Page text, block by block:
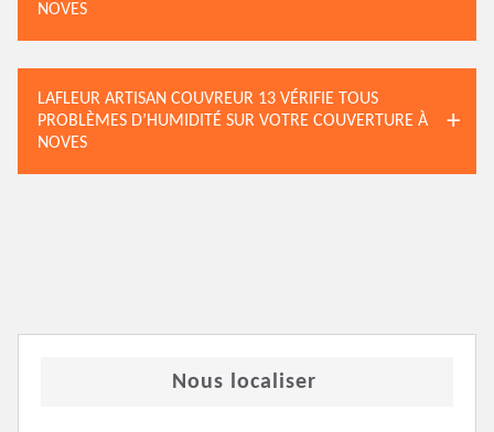
NOVES
LAFLEUR ARTISAN COUVREUR 13 VÉRIFIE TOUS
PROBLÈMES D’HUMIDITÉ SUR VOTRE COUVERTURE À
NOVES
Nous localiser